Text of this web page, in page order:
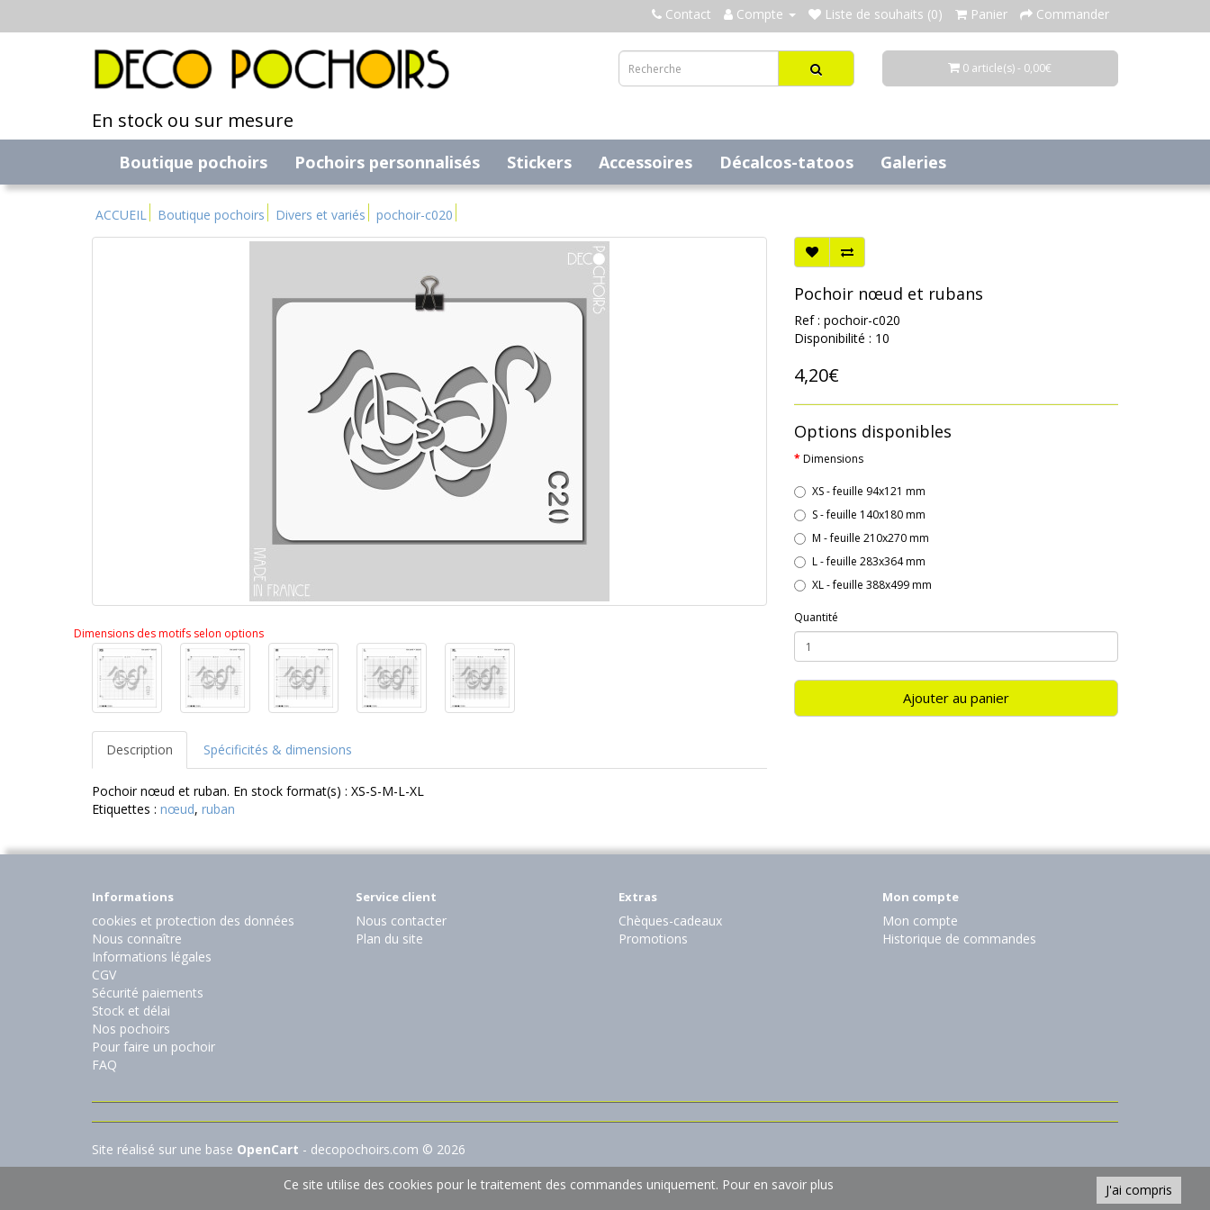
Contact Compte Liste de souhaits (0) Panier Commander
En stock ou sur mesure
0 article(s) - 0,00€
Boutique pochoirs Pochoirs personnalisés Stickers Accessoires Décalcos-tatoos Galeries
ACCUEIL Boutique pochoirs Divers et variés pochoir-c020
Dimensions des motifs selon options
Description Spécificités & dimensions
Pochoir nœud et ruban. En stock format(s) : XS-S-M-L-XL
Pochoir nœud et rubans
Ref : pochoir-c020
Disponibilité : 10
4,20€
Options disponibles
Dimensions
XS - feuille 94x121 mm
S - feuille 140x180 mm
M - feuille 210x270 mm
L - feuille 283x364 mm
XL - feuille 388x499 mm
Quantité
Ajouter au panier
Etiquettes : nœud, ruban
Informations
cookies et protection des données
Nous connaître
Informations légales
CGV
Sécurité paiements
Stock et délai
Nos pochoirs
Pour faire un pochoir
FAQ
Service client
Nous contacter
Plan du site
Extras
Chèques-cadeaux
Promotions
Mon compte
Mon compte
Historique de commandes
Site réalisé sur une base OpenCart - decopochoirs.com © 2026
J'ai compris
Ce site utilise des cookies pour le traitement des commandes uniquement. Pour en savoir plus